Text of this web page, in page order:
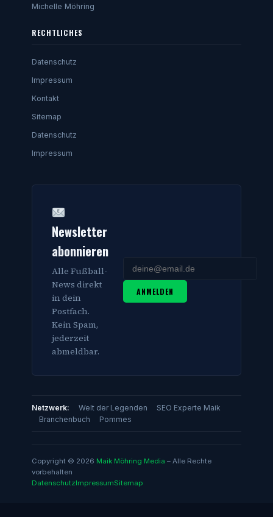
Michelle Möhring
RECHTLICHES
Datenschutz
Impressum
Kontakt
Sitemap
Datenschutz
Impressum
Newsletter
abonnieren
Alle Fußball-
News direkt
in dein
Postfach.
Kein Spam,
jederzeit
abmeldbar.
ANMELDEN
Netzwerk: Welt der Legenden
SEO Experte Maik
Branchenbuch
Pommes
Copyright © 2026 Maik Möhring Media – Alle Rechte
vorbehalten
DatenschutzImpressumSitemap